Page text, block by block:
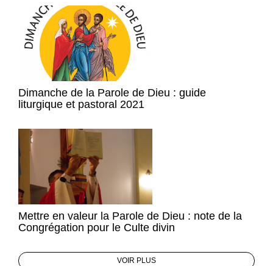
Dimanche de la Parole de Dieu : guide
liturgique et pastoral 2021
Mettre en valeur la Parole de Dieu : note de la
Congrégation pour le Culte divin
VOIR PLUS